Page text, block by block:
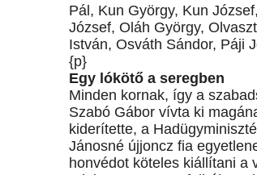
Pál, Kun György, Kun
József, Oláh György,
István, Osváth Sándor, Páji
{p}
Egy lókötő a seregben
Minden kornak, így a
Szabó Gábor vívta ki
kiderítette, a
Jánosné újjoncz fia
honvédot köteles kiállítani a